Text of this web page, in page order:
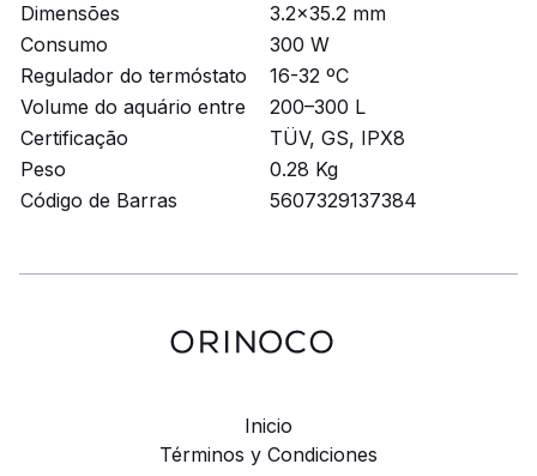
Dimensões
3.2x35.2 mm
Consumo
300 W
Regulador do termóstato
16-32 ºC
Volume do aquário entre
200–300 L
Certificação
TÜV, GS, IPX8
Peso
0.28 Kg
Código de Barras
5607329137384
Inicio
Términos y Condiciones